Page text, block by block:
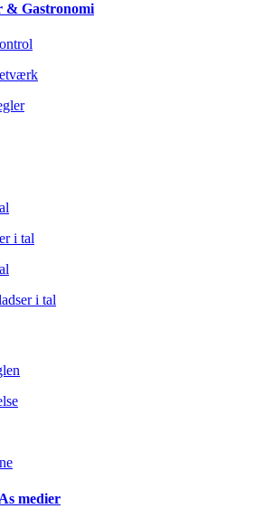
& Gastronomi
i tal
i tal
medier